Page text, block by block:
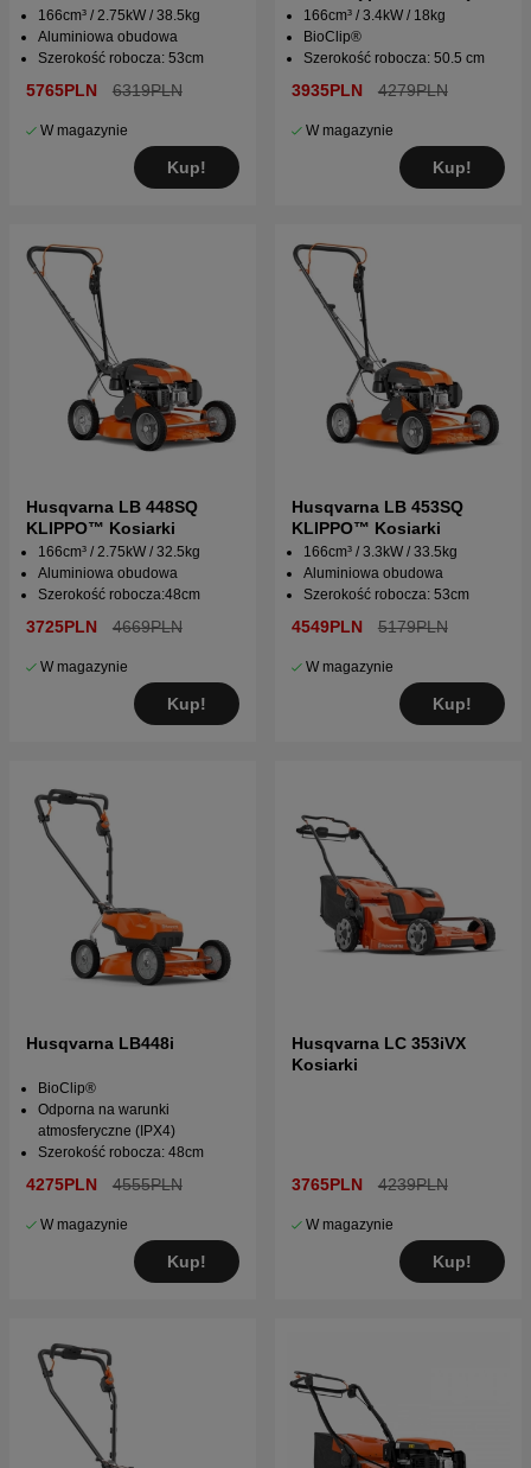
166cm³ / 2.75kW / 38.5kg
Aluminiowa obudowa
Szerokość robocza: 53cm
5765PLN 6319PLN
W magazynie
Kup!
166cm³ / 3.4kW / 18kg
BioClip®
Szerokość robocza: 50.5 cm
3935PLN 4279PLN
W magazynie
Kup!
Husqvarna LB 448SQ
KLIPPO™ Kosiarki
166cm³ / 2.75kW / 32.5kg
Aluminiowa obudowa
Szerokość robocza:48cm
3725PLN 4669PLN
W magazynie
Kup!
Husqvarna LB 453SQ
KLIPPO™ Kosiarki
166cm³ / 3.3kW / 33.5kg
Aluminiowa obudowa
Szerokość robocza: 53cm
4549PLN 5179PLN
W magazynie
Kup!
Husqvarna LB448i
BioClip®
Odporna na warunki
atmosferyczne (IPX4)
Szerokość robocza: 48cm
4275PLN 4555PLN
W magazynie
Kup!
Husqvarna LC 353iVX
Kosiarki
3765PLN 4239PLN
W magazynie
Kup!